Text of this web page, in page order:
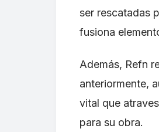
ser rescatadas
fusiona
Además, Refn
anteriormente,
vital que
para su obra.